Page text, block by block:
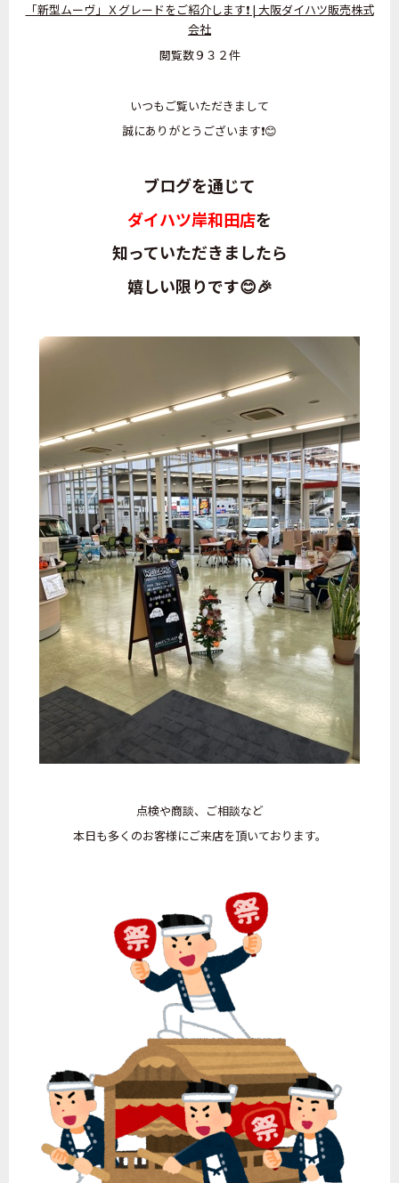
「新型ムーヴ」Ｘグレードをご紹介します❗ | 大阪ダイハツ販売株式
会社
閲覧数９３２件
いつもご覧いただきまして
誠にありがとうございます❗😊
ブログを通じて
ダイハツ岸和田店を
知っていただきましたら
嬉しい限りです😊🎉
点検や商談、ご相談など
本日も多くのお客様にご来店を頂いております。